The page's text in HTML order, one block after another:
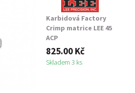
Karbidová Factory
Crimp matrice LEE 45
ACP
825.00 Kč
Skladem 3 ks